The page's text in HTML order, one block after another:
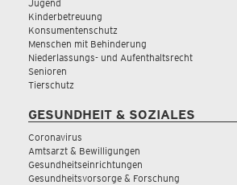
Jugend
Kinderbetreuung
Konsumentenschutz
Menschen mit Behinderung
Niederlassungs- und Aufenthaltsrecht
Senioren
Tierschutz
GESUNDHEIT & SOZIALES
Coronavirus
Amtsarzt & Bewilligungen
Gesundheitseinrichtungen
Gesundheitsvorsorge & Forschung